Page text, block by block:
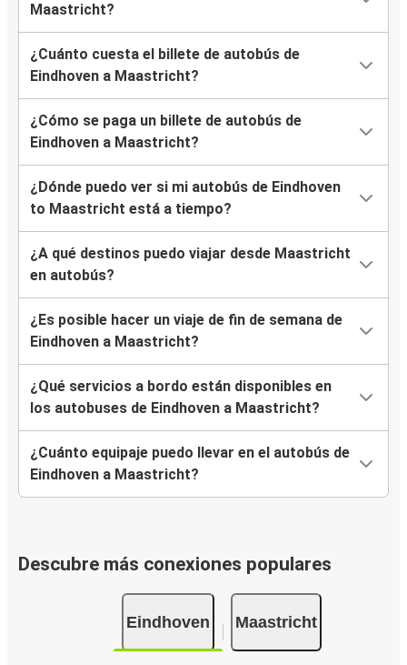
Maastricht?
¿Cuánto cuesta el billete de autobús de
Eindhoven a Maastricht?
¿Cómo se paga un billete de autobús de
Eindhoven a Maastricht?
¿Dónde puedo ver si mi autobús de Eindhoven
to Maastricht está a tiempo?
¿A qué destinos puedo viajar desde Maastricht
en autobús?
¿Es posible hacer un viaje de fin de semana de
Eindhoven a Maastricht?
¿Qué servicios a bordo están disponibles en
los autobuses de Eindhoven a Maastricht?
¿Cuánto equipaje puedo llevar en el autobús de
Eindhoven a Maastricht?
Descubre más conexiones populares
Eindhoven Maastricht